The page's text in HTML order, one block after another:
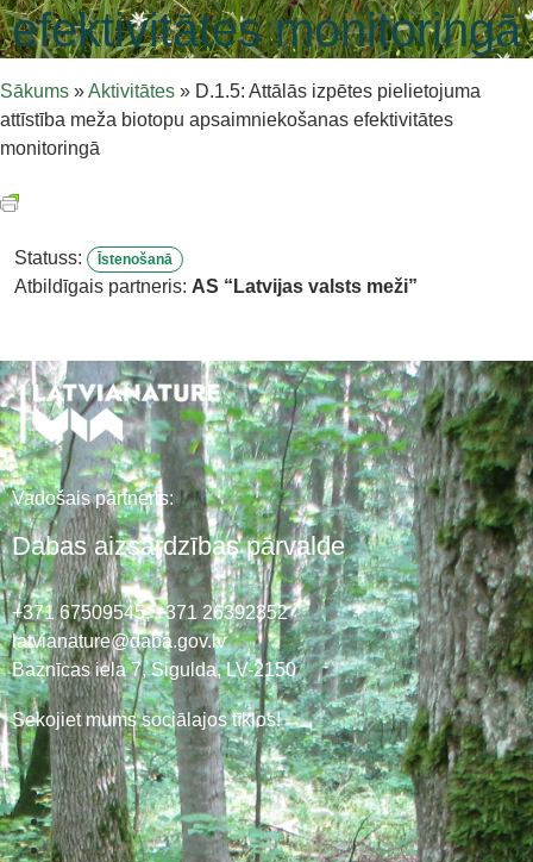
efektivitātes monitoringā
Sākums »Aktivitātes » D.1.5: Attālās izpētes pielietojuma
attīstība meža biotopu apsaimniekošanas efektivitātes
monitoringā
Statuss: Īstenošanā
Atbildīgais partneris: AS “Latvijas valsts meži”
Vadošais partneris:
Dabas aizsardzības pārvalde
+371 67509545,+371 26392352
latvianature@daba.gov.lv
Baznīcas iela 7, Sigulda, LV-2150
Sekojiet mums sociālajos tīklos!